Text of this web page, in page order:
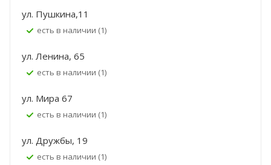
ул. Пушкина,11
Есть в наличии (1)
ул. Ленина, 65
Есть в наличии (1)
ул. Мира 67
Есть в наличии (1)
ул. Дружбы, 19
Есть в наличии (1)